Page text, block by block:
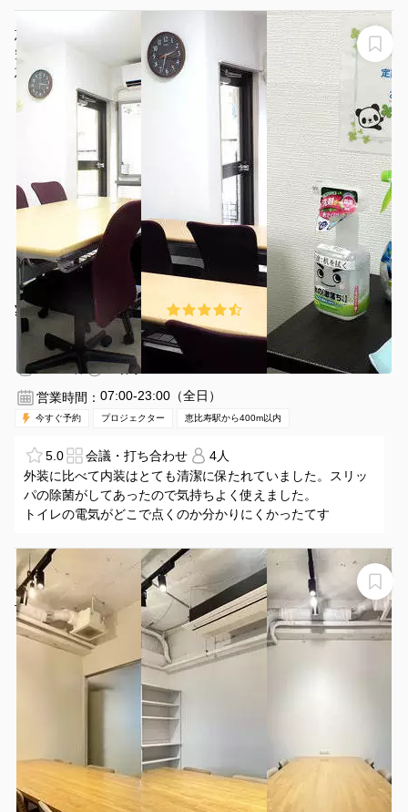
恵比寿1分★パンダの会議室♪高速光Wi-Fi/無料ﾌﾟﾛｼﾞｪｸﾀｰ/
空気清浄機・明るく清潔【感染対策】
恵比寿パンダの会議室
¥100 〜 ¥1100
(117件)
恵比寿駅 徒歩1分 東京都渋谷区恵比寿西１丁目8番8号
1〜10名
1時間〜
営業時間： 07:00-23:00（全日）
今すぐ予約 プロジェクター 恵比寿駅から400m以内
5.0 会議・打ち合わせ
4人
外装に比べて内装はとても清潔に保たれていました。スリッ
パの除菌がしてあったので気持ちよく使えました。
トイレの電気がどこで点くのか分かりにくかったてす
【渋谷】6名様までのミーティングに。静かな環境での打
ち合わせに適したデザイナーズ会議室。モニター付。
TranceWORKS 6名利用